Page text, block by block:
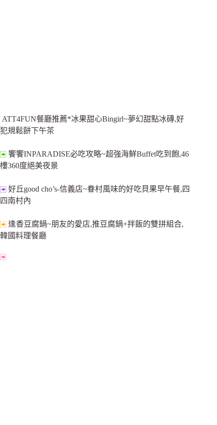
ATT4FUN餐廳推薦*冰果甜心Bingirl~夢幻甜點冰磚,好
犯規鬆餅下午茶
饗饗INPARADISE必吃攻略~超強海鮮Buffet吃到飽,46
樓360度絕美夜景
好丘good cho’s-信義店~眷村風味的好吃貝果早午餐,四
四南村內
逢香豆腐鍋~朋友的愛店,推豆腐鍋+拌飯的雙拼組合,
韓國料理餐廳